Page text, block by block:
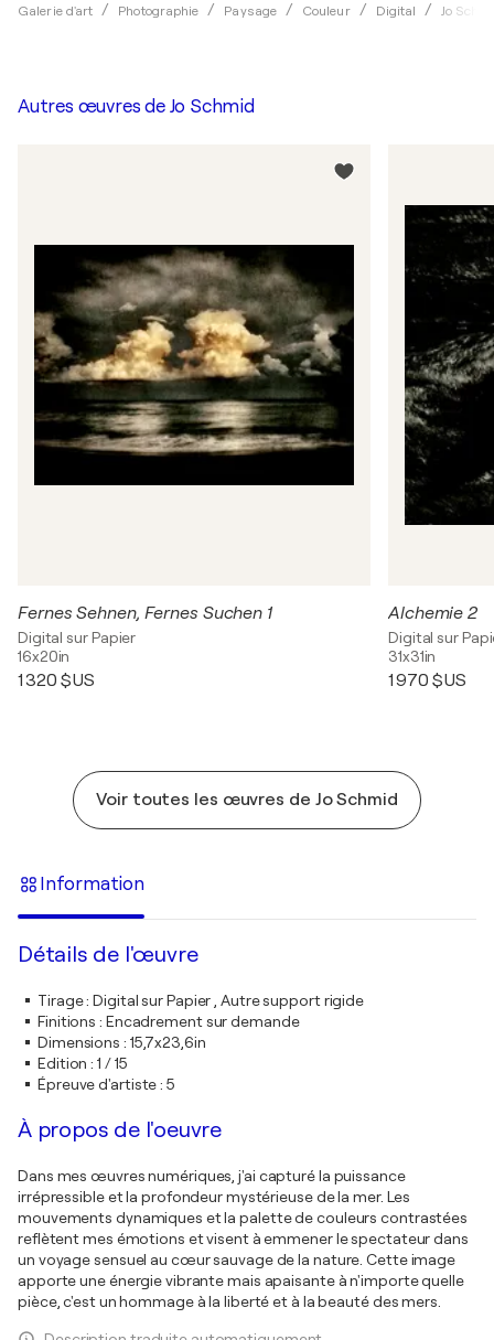
Galerie d'art Photographie Paysage Couleur Digital Jo
Autres œuvres de Jo Schmid
Fernes Sehnen, Fernes Suchen 1
Digital sur Papier
16x20in
1 320 $US
Alchemie 2
Digital sur
31x31in
1 970 $US
Voir toutes les œuvres de Jo Schmid
Information
Détails de l'œuvre
Tirage:Digital sur Papier , Autre support rigide
Finitions : Encadrement sur demande
Dimensions : 15,7x23,6in
Edition :1 / 15
Épreuve d'artiste:5
À propos de l'oeuvre
Dans mes œuvres numériques, j'ai capturé la puissance
irrépressible et la profondeur mystérieuse de la mer. Les
mouvements dynamiques et la palette de couleurs contrastées
reflètent mes émotions et visent à emmener le spectateur dans
un voyage sensuel au cœur sauvage de la nature. Cette image
apporte une énergie vibrante mais apaisante à n'importe quelle
pièce, c'est un hommage à la liberté et à la beauté des mers.